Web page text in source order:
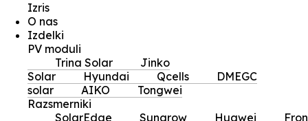
Izris
O nas
Izdelki
PV moduli
Trina Solar
Jinko
Solar
Hyundai Qcells
DMEGC
solar
AIKO
Tongwei
Razsmerniki
SolarEdge
Sungrow Huawei